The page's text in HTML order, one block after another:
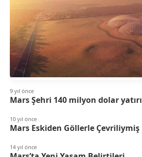
9 yıl önce
Mars Şehri 140 milyon dolar
10 yıl önce
Mars Eskiden Göllerle Çevriliymiş
14 yıl önce